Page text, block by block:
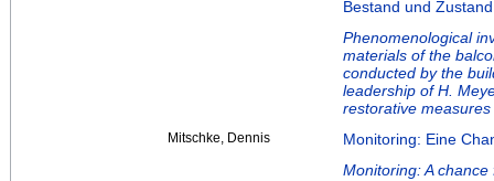
Bestand und
Phenomenological
materials of the
conducted by the
leadership of H.
restorative
Mitschke, Dennis
Monitoring: Eine
Monitoring: A